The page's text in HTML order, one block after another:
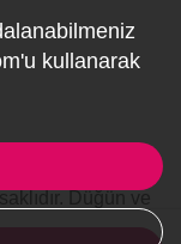
Sitesi.
kullanarak